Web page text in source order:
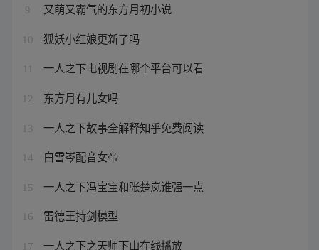
9 又萌又霸气的东方月初小说
10 狐妖小红娘更新了吗
一人之下电视剧在哪个平台可以看
12 东方月有儿女吗
13 一人之下故事全解释知乎免费阅读
14 白雪岑配音女帝
15 一人之下冯宝宝和张楚岚谁强一点
16 雷德王持剑模型
17 一人之下之天师下山在线播放